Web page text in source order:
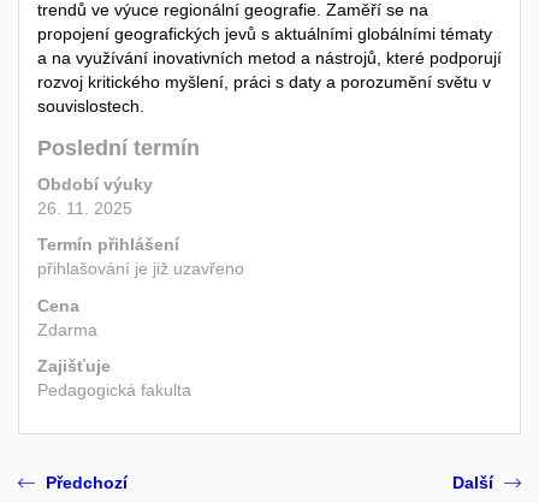
trendů ve výuce regionální geografie. Zaměří se na
propojení geografických jevů s aktuálními globálními tématy
a na využívání inovativních metod a nástrojů, které podporují
rozvoj kritického myšlení, práci s daty a porozumění světu v
souvislostech.
Poslední termín
Období výuky
26. 11. 2025
Termín přihlášení
přihlašování je již uzavřeno
Cena
Zdarma
Zajišťuje
Pedagogická fakulta
Předchozí Další